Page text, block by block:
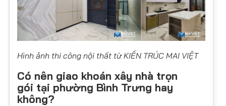
Hình ảnh thi công nội thất từ KIẾN TRÚC MAI VIỆT
Có nên giao khoán xây nhà trọn
gói tại phường Bình Trưng hay
không?